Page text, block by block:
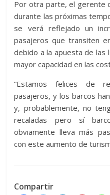
Por otra parte, el gerente
durante las próximas
se verá reflejado un
pasajeros que transiten
debido a la apuesta de las
mayor capacidad en las
“Estamos felices de
pasajeros, y los barcos
y, probablemente, no
recaladas pero sí
obviamente lleva más
con este aumento de
Compartir